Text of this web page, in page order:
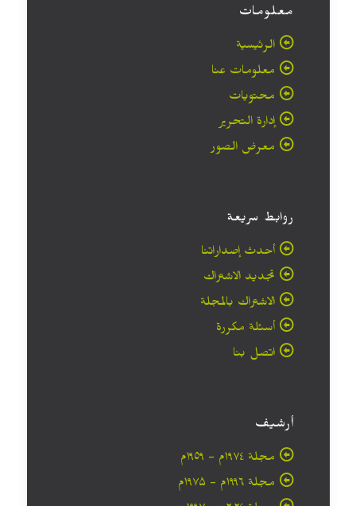
معلومات
الرئيسية
معلومات عنا
محتويات
إدارة التحرير
معرض الصور
روابط سريعة
أحدث إصداراتنا
تجديد الاشتراك
الاشتراك بالمجلة
أسئلة مكررة
اتصل بنا
أرشيف
مجلة ۱۹۷٤م - ١٩٥٩م
مجلة ۱۹۹٦م - ۱۹۷۵م